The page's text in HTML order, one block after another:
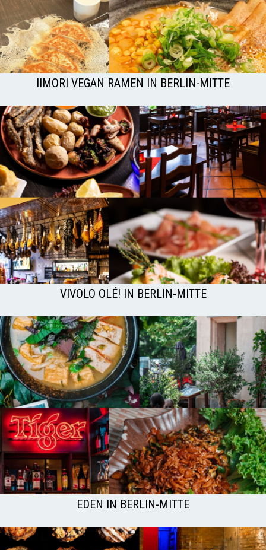
IIMORI VEGAN RAMEN IN BERLIN-MITTE
VIVOLO OLÉ! IN BERLIN-MITTE
EDEN IN BERLIN-MITTE